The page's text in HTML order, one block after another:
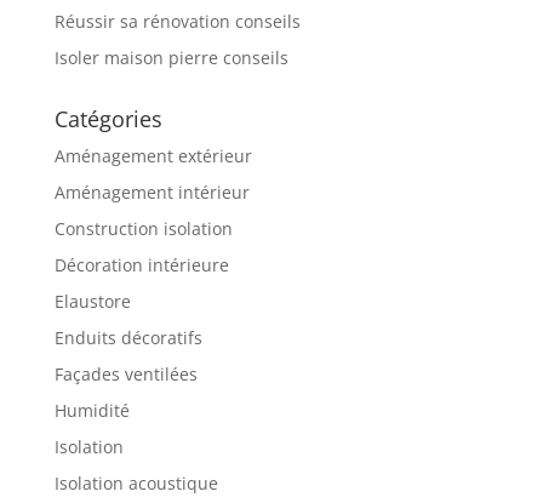
Réussir sa rénovation conseils
Isoler maison pierre conseils
Catégories
Aménagement extérieur
Aménagement intérieur
Construction isolation
Décoration intérieure
Elaustore
Enduits décoratifs
Façades ventilées
Humidité
Isolation
Isolation acoustique